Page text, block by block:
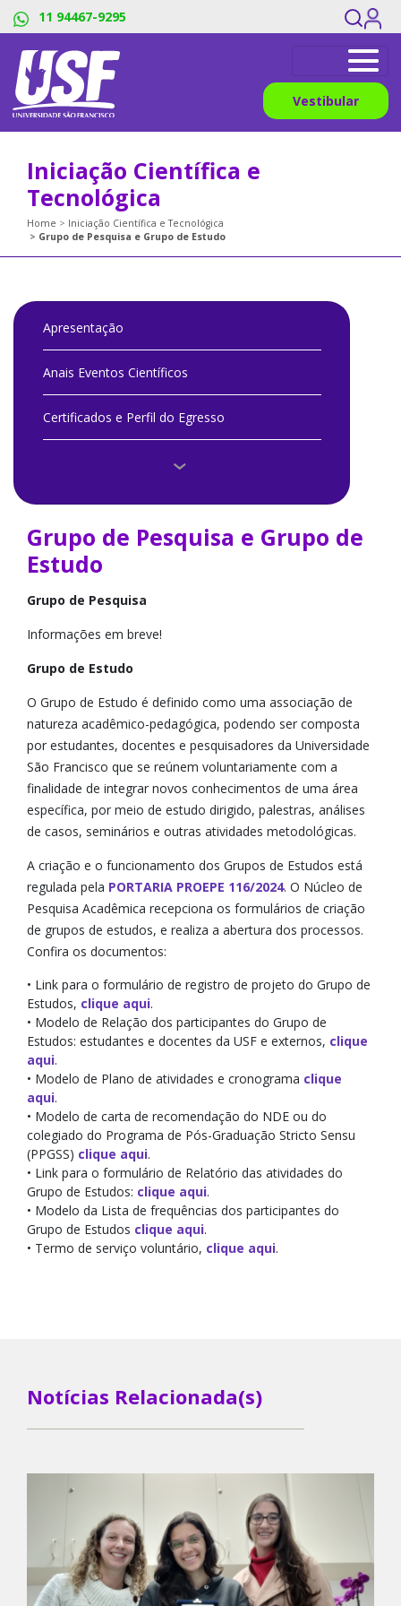
11 94467-9295
Vestibular
Iniciação Científica e
Tecnológica
Home
Iniciação Científica e Tecnológica
Grupo de Pesquisa e Grupo de Estudo
Apresentação
Anais Eventos Científicos
Certificados e Perfil do Egresso
Como Participar
Documentos e Modelos
Editais e Normas 2026/2027
Editais e Normas Anteriores
Eventos e Fotos
Grupo de Pesquisa e Grupo de Estudo
Notícias e Divulgação
PIBIC-EM/CNPq
PIBIC/CNPq
PIBITI/CNPq
Portarias e Resoluções
Premiações
Projetos de Pesquisa
Relatório Parcial/Final
Repositório Científico
Revistas Científicas e Ebooks
Grupo de Pesquisa e Grupo de
Estudo
Grupo de Pesquisa
Informações em breve!
Grupo de Estudo
O Grupo de Estudo é definido como uma associação de
natureza acadêmico-pedagógica, podendo ser composta
por estudantes, docentes e pesquisadores da Universidade
São Francisco que se reúnem voluntariamente com a
finalidade de integrar novos conhecimentos de uma área
específica, por meio de estudo dirigido, palestras, análises
de casos, seminários e outras atividades metodológicas.
A criação e o funcionamento dos Grupos de Estudos está
regulada pela PORTARIA PROEPE 116/2024. O Núcleo de
Pesquisa Acadêmica recepciona os formulários de criação
de grupos de estudos, e realiza a abertura dos processos.
Confira os documentos:
• Link para o formulário de registro de projeto do Grupo de
Estudos, clique aqui.
• Modelo de Relação dos participantes do Grupo de
Estudos: estudantes e docentes da USF e externos, clique
aqui.
• Modelo de Plano de atividades e cronograma clique
aqui.
• Modelo de carta de recomendação do NDE ou do
colegiado do Programa de Pós-Graduação Stricto Sensu
(PPGSS) clique aqui.
• Link para o formulário de Relatório das atividades do
Grupo de Estudos: clique aqui.
• Modelo da Lista de frequências dos participantes do
Grupo de Estudos clique aqui.
• Termo de serviço voluntário, clique aqui.
Notícias Relacionada(s)